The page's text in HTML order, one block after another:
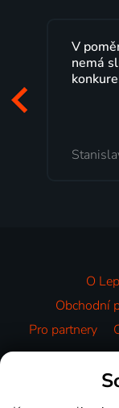
V
nemá
O
Obchodní
Pro partnery